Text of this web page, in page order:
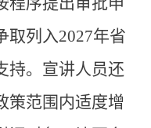
取列入2027年省
持。宣讲人员还
策范围内适度增